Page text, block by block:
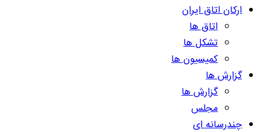
ارکان اتاق ایران
اتاق ها
تشکل ها
کمیسیون ها
گزارش ها
گزارش ها
مجلس
چندرسانه ای